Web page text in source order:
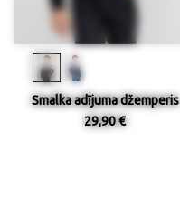
Smalka adījuma džemperis
29,90 €